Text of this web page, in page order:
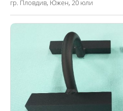
гр. Пловдив, Южен, 20 юли